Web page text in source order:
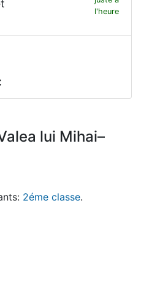
l'heure
lui Mihai–
2éme classe.